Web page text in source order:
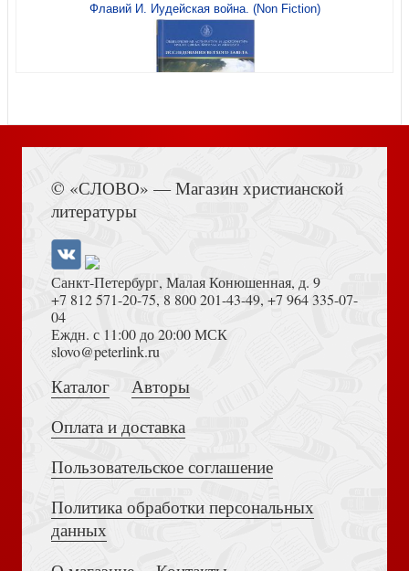
Библия с неканоническими книгами (Эксмо, твердый
переплет
Портер Э. Поллианна (Эксмо) (Читаем по школьной
Уайльд О. Звездный мальчик: сказки (илл. Ники Гольц,
Флавий И. Иудейская война. (Non Fiction)
Достоевский Ф.М. Сила и правда России (2024)
Толкование на Апокалипсис (Тихоний Африканский)
© «СЛОВО» — Магазин христианской
литературы
Санкт-Петербург, Малая Конюшенная, д. 9
+7 812 571-20-75, 8 800 201-43-49, +7 964 335-07-
04
Еждн. с 11:00 до 20:00 МСК
slovo@peterlink.ru
Каталог
Авторы
Оплата и доставка
Пользовательское соглашение
Политика обработки персональных
данных